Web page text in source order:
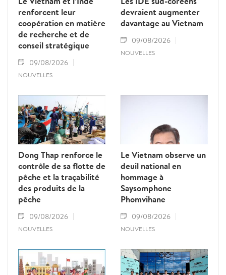
renforcent leur
coopération en matière
de recherche et de
conseil stratégique
09/08/2026
NOUVELLES
devraient augmenter
davantage au Vietnam
09/08/2026
NOUVELLES
Dong Thap renforce le
contrôle de sa flotte de
pêche et la traçabilité
des produits de la
pêche
09/08/2026
NOUVELLES
Le Vietnam observe un
deuil national en
hommage à
Saysomphone
Phomvihane
09/08/2026
NOUVELLES